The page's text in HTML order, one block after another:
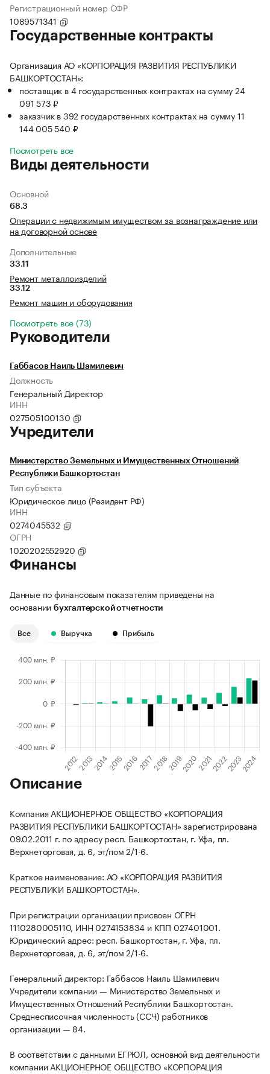
Регистрационный номер СФР
1089571341
Государственные контракты
Организация АО «КОРПОРАЦИЯ РАЗВИТИЯ РЕСПУБЛИКИ
БАШКОРТОСТАН»:
поставщик в 4 государственных контрактах на сумму 24
091 573 ₽
заказчик в 392 государственных контрактах на сумму 11
144 005 540 ₽
Посмотреть все
Виды деятельности
Основной
68.3
Операции с недвижимым имуществом за вознаграждение или
на договорной основе
Дополнительные
33.11
Ремонт металлоизделий
33.12
Ремонт машин и оборудования
Посмотреть все (73)
Руководители
Габбасов Наиль Шамилевич
Должность
Генеральный Директор
ИНН
027505100130
Учредители
Министерство Земельных и Имущественных Отношений
Республики Башкортостан
Тип субъекта
Юридическое лицо (Резидент РФ)
ИНН
0274045532
ОГРН
1020202552920
Финансы
Данные по финансовым показателям приведены на
основании бухгалтерской отчетности
Все Выручка Прибыль
Описание
Компания АКЦИОНЕРНОЕ ОБЩЕСТВО «КОРПОРАЦИЯ
РАЗВИТИЯ РЕСПУБЛИКИ БАШКОРТОСТАН» зарегистрирована
09.02.2011 г. по адресу респ. Башкортостан, г. Уфа, пл.
Верхнеторговая, д. 6, эт/пом 2/1-6.
Краткое наименование: АО «КОРПОРАЦИЯ РАЗВИТИЯ
РЕСПУБЛИКИ БАШКОРТОСТАН».
При регистрации организации присвоен ОГРН
1110280005110, ИНН 0274153834 и КПП 027401001.
Юридический адрес: респ. Башкортостан, г. Уфа, пл.
Верхнеторговая, д. 6, эт/пом 2/1-6.
Генеральный директор: Габбасов Наиль Шамилевич
Учредители компании — Министерство Земельных и
Имущественных Отношений Республики Башкортостан.
Среднесписочная численность (ССЧ) работников
организации — 84.
В соответствии с данными ЕГРЮЛ, основной вид деятельности
компании АКЦИОНЕРНОЕ ОБЩЕСТВО «КОРПОРАЦИЯ